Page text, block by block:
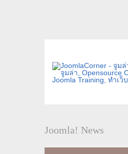
Joomla! News